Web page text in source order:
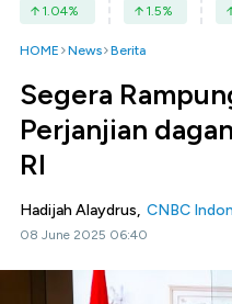
1.04% 1.5%
HOME News Berita
Segera
Perjanjian
RI
Hadijah Alaydrus, CNBC
08 June 2025 06:40